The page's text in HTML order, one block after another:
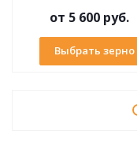
от 5 600 руб.
Выбрать зерно